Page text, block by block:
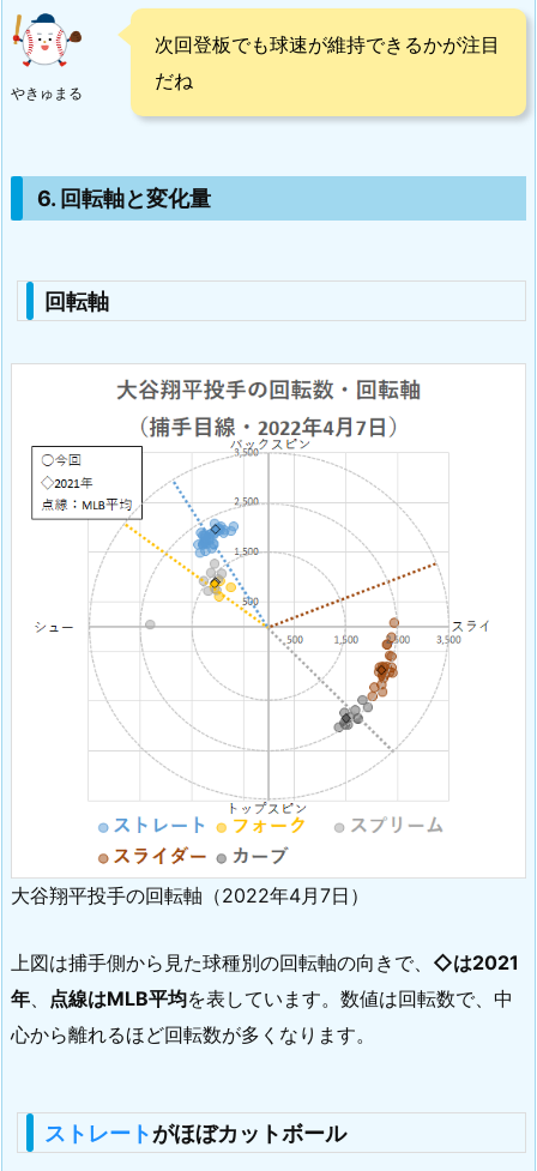
やきゅまる
次回登板でも球速が維持できるかが注目
だね
6. 回転軸と変化量
回転軸
大谷翔平投手の回転軸（2022年4月7日）
上図は捕手側から見た球種別の回転軸の向きで、 ◇は2021
年
点線はMLB平均を表しています。数値は回転数で、中
心から離れるほど回転数が多くなります。
ストレートがほぼカットボール